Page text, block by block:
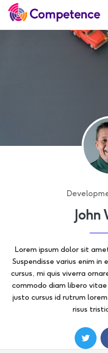
John
Lorem ipsum dolor sit
Suspendisse varius enim
cursus, mi quis viverra
commodo diam libero
justo cursus id rutrum
risus